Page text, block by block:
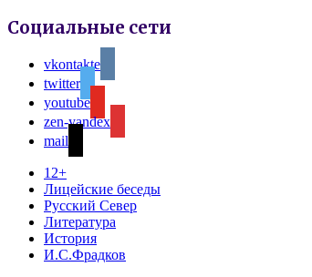
Социальные сети
vkontakte
twitter
youtube
zen-yandex
mail
12+
Лицейские беседы
Русский Север
Литература
История
И.С.Фрадков